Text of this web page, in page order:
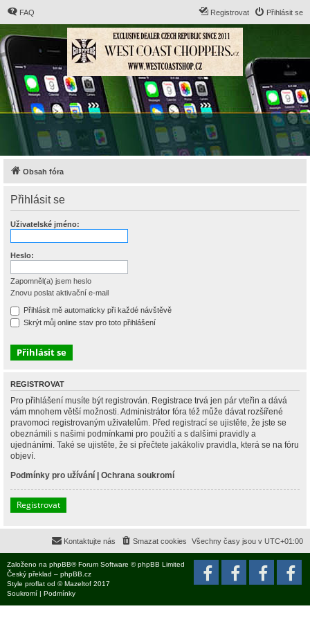
FAQ Přihlásit se
Registrovat
Obsah fóra
Přihlásit se
Uživatelské jméno:
Heslo:
Zapomněl(a) jsem heslo
Znovu poslat aktivační e-mail
Přihlásit mě automaticky při každé návštěvě
Skrýt můj online stav pro toto přihlášení
REGISTROVAT
Pro přihlášení musíte být registrován. Registrace trvá jen pár vteřin a dává
vám mnohem větší možnosti. Administrátor fóra též může dávat rozšířené
pravomoci registrovaným uživatelům. Před registrací se ujistěte, že jste se
obeznámili s našimi podmínkami pro použití a s dalšími pravidly a
ujednáními. Také se ujistěte, že si přečtete jakákoliv pravidla, která se na fóru
objeví.
Podmínky pro užívání | Ochrana soukromí
Registrovat
Všechny časy jsou v UTC+01:00
Smazat cookies
Kontaktujte nás
Založeno na phpBB® Forum Software © phpBB Limited
Český překlad – phpBB.cz
Style proflat od ©Mazeltof 2017
Soukromí | Podmínky